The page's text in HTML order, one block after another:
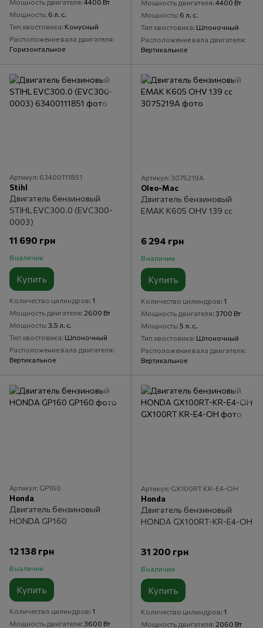
Мощность двигателя 4400 Вт
Мощность 6 л. с.
Тип хвостовика Конусный
Расположение вала двигателя
Горизонтальное
Мощность двигателя 4400 Вт
Мощность 6 л. с.
Тип хвостовика Шпоночный
Расположение вала двигателя
Вертикальное
Артикул: 63400111851
Stihl
Двигатель бензиновый
STIHL EVC300.0 (EVC300-
0003)
11 690 грн
В наличии
Купить
Количество цилиндров 1
Мощность двигателя 2600 Вт
Мощность 3.5 л. с.
Тип хвостовика Шпоночный
Расположение вала двигателя
Вертикальное
Артикул: 3075219A
Oleo-Mac
Двигатель бензиновый
EMAK K605 OHV 139 сс
6 294 грн
В наличии
Купить
Количество цилиндров 1
Мощность двигателя 3700 Вт
Мощность 5 л. с.
Тип хвостовика Шпоночный
Расположение вала двигателя
Вертикальное
Артикул: GP160
Honda
Двигатель бензиновый
HONDA GP160
12 138 грн
В наличии
Купить
Количество цилиндров 1
Мощность двигателя 3600 Вт
Артикул: GX100RT KR-E4-OH
Honda
Двигатель бензиновый
HONDA GX100RT-KR-E4-OH
31 200 грн
В наличии
Купить
Количество цилиндров 1
Мощность двигателя 2060 Вт